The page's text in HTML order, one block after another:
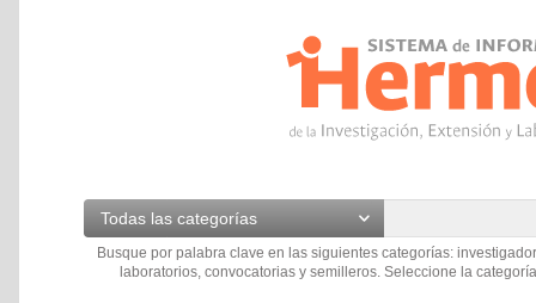
Todas las categorías
Busque por palabra clave en las siguientes categorías:
laboratorios, convocatorias y semilleros. Seleccione la